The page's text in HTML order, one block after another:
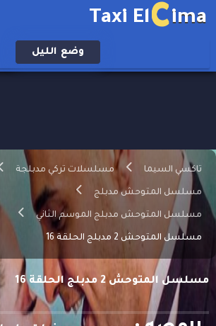
Taxi ElCima
وضع الليل
تاكسي السيما مسلسلات تركي مدبلجة
مسلسل المتوحش مدبلج
مسلسل المتوحش مدبلج الموسم الثاني
مسلسل المتوحش 2 مدبلج الحلقة 16
مسلسل المتوحش 2 مدبلج الحلقة 16